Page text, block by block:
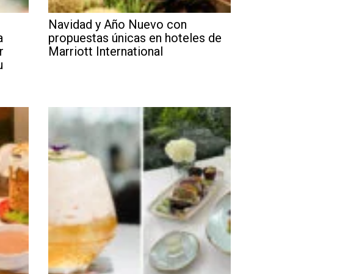
Navidad y Año Nuevo con
propuestas únicas en hoteles de
Marriott International